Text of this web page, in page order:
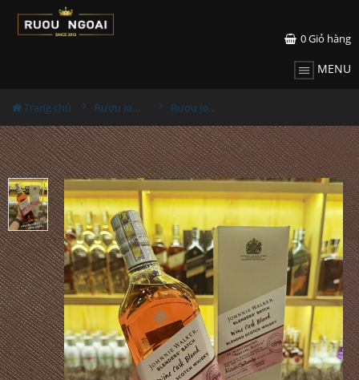
0Giỏ hàng
MENU
Trang chủ Rượu Johnnie walker Rượu Johnnie Walker Wine Cask Blend 1000ml